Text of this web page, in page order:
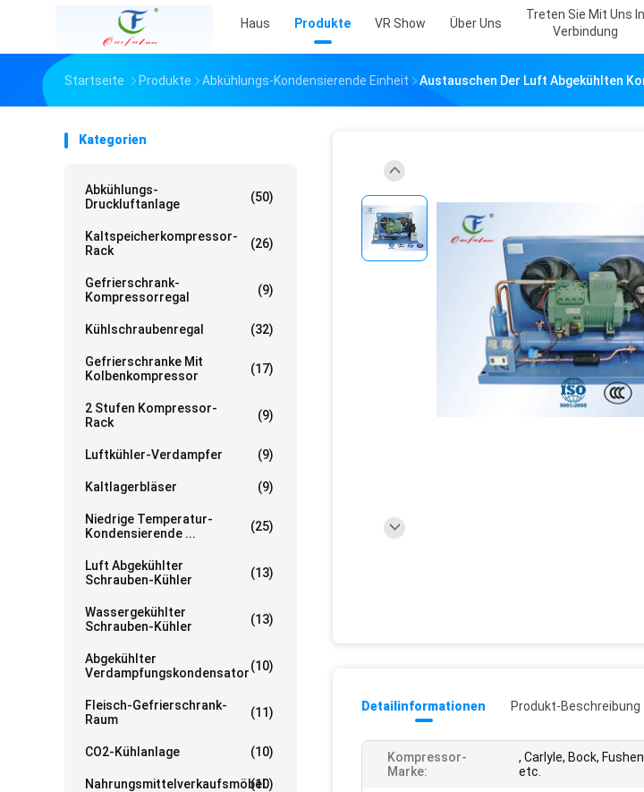
Haus Produkte VR Show Über Uns
Treten Sie Mit Uns In
Verbindung
Startseite Produkte Abkühlungs-Kondensierende Einheit Austauschen Der Luft Abgekühlten
Kategorien
Abkühlungs-
Druckluftanlage
(50)
Kaltspeicherkompressor-
Rack
(26)
Gefrierschrank-
Kompressorregal
(9)
Kühlschraubenregal (32)
Gefrierschranke Mit
Kolbenkompressor
(17)
2 Stufen Kompressor-
Rack
(9)
Luftkühler-Verdampfer (9)
Kaltlagerbläser (9)
Niedrige Temperatur-
Kondensierende ...
(25)
Luft Abgekühlter
Schrauben-Kühler
(13)
Wassergekühlter
Schrauben-Kühler
(13)
Abgekühlter
Verdampfungskondensator(10)
Fleisch-Gefrierschrank-
Raum
(11)
CO2-Kühlanlage (10)
Nahrungsmittelverkaufsmöbel
(10)
Detailinformationen Produkt-Beschreibung
Kompressor-
Marke:
, Carlyle, Bock,
etc.